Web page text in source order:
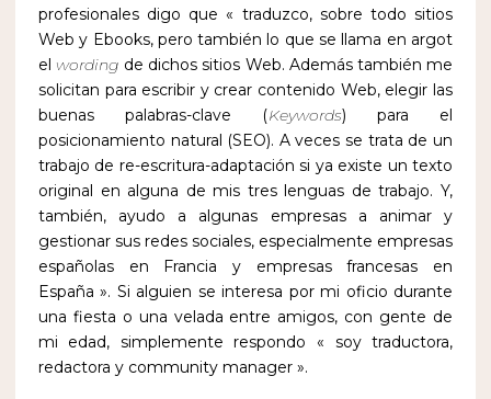
profesionales digo que « traduzco, sobre todo sitios
Web y Ebooks, pero también lo que se llama en argot
el wording de dichos sitios Web. Además también me
solicitan para escribir y crear contenido Web, elegir las
buenas palabras-clave (Keywords) para el
posicionamiento natural (SEO). A veces se trata de un
trabajo de re-escritura-adaptación si ya existe un texto
original en alguna de mis tres lenguas de trabajo. Y,
también, ayudo a algunas empresas a animar y
gestionar sus redes sociales, especialmente empresas
españolas en Francia y empresas francesas en
España ». Si alguien se interesa por mi oficio durante
una fiesta o una velada entre amigos, con gente de
mi edad, simplemente respondo « soy traductora,
redactora y community manager ».